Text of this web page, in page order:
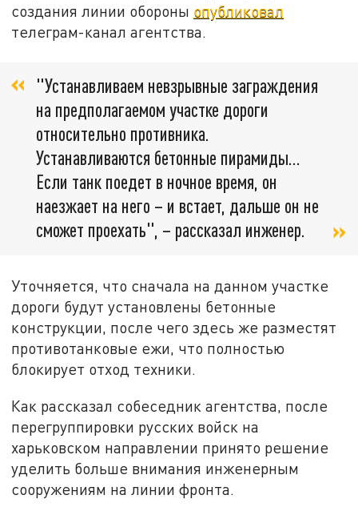
создания линии обороны опубликовал
телеграм-канал агентства.
"Устанавливаем невзрывные заграждения
на предполагаемом участке дороги
относительно противника.
Устанавливаются бетонные пирамиды…
Если танк поедет в ночное время, он
наезжает на него – и встает, дальше он не
сможет проехать", – рассказал инженер.
Уточняется, что сначала на данном участке
дороги будут установлены бетонные
конструкции, после чего здесь же разместят
противотанковые ежи, что полностью
блокирует отход техники.
Как рассказал собеседник агентства, после
перегруппировки русских войск на
харьковском направлении принято решение
уделить больше внимания инженерным
сооружениям на линии фронта.